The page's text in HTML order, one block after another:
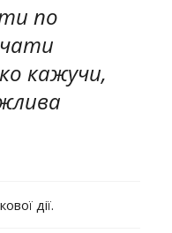
по
кажучи,
дії.